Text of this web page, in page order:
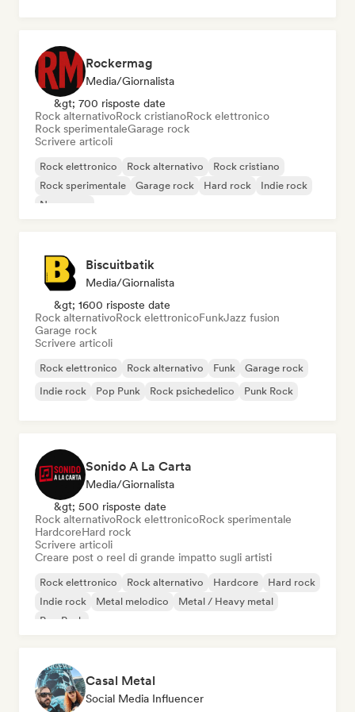
Rockermag
Media/Giornalista
&gt; 700 risposte date
Rock alternativoRock cristianoRock elettronico
Rock sperimentaleGarage rock
Scrivere articoli
Rock elettronico Rock alternativo
Rock cristiano
Rock sperimentale
Garage rock Hard rock
Indie rock
New wave
Biscuitbatik
Media/Giornalista
&gt; 1600 risposte date
Rock alternativoRock elettronicoFunkJazz fusion
Garage rock
Scrivere articoli
Rock elettronico Rock alternativo Funk
Garage rock
Indie rock
Pop Punk Rock psichedelico Punk Rock
Sonido A La Carta
Media/Giornalista
&gt; 500 risposte date
Rock alternativoRock elettronicoRock sperimentale
HardcoreHard rock
Scrivere articoli
Creare post o reel di grande impatto sugli artisti
Rock elettronico Rock alternativo Hardcore
Hard rock
Indie rock
Metal melodico
Metal / Heavy metal
Pop Punk
Casal Metal
Social Media Influencer